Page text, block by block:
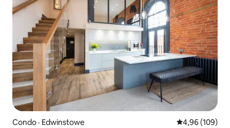
Condo · Edwinstowe Note
4,96 (109)